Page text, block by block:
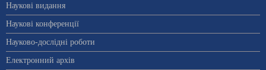
Наукові видання
Наукові конференції
Науково-дослідні роботи
Електронний архів